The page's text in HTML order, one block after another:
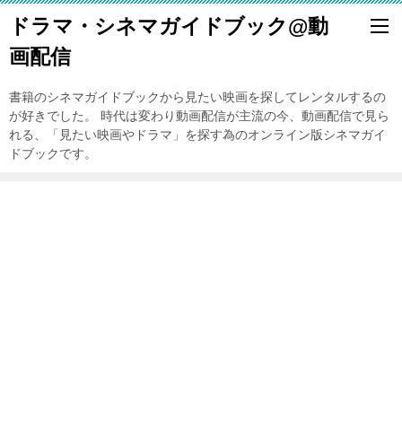
ドラマ・シネマガイドブック@動
画配信
書籍のシネマガイドブックから見たい映画を探してレンタルするの
が好きでした。 時代は変わり動画配信が主流の今、動画配信で見ら
れる、「見たい映画やドラマ」を探す為のオンライン版シネマガイ
ドブックです。